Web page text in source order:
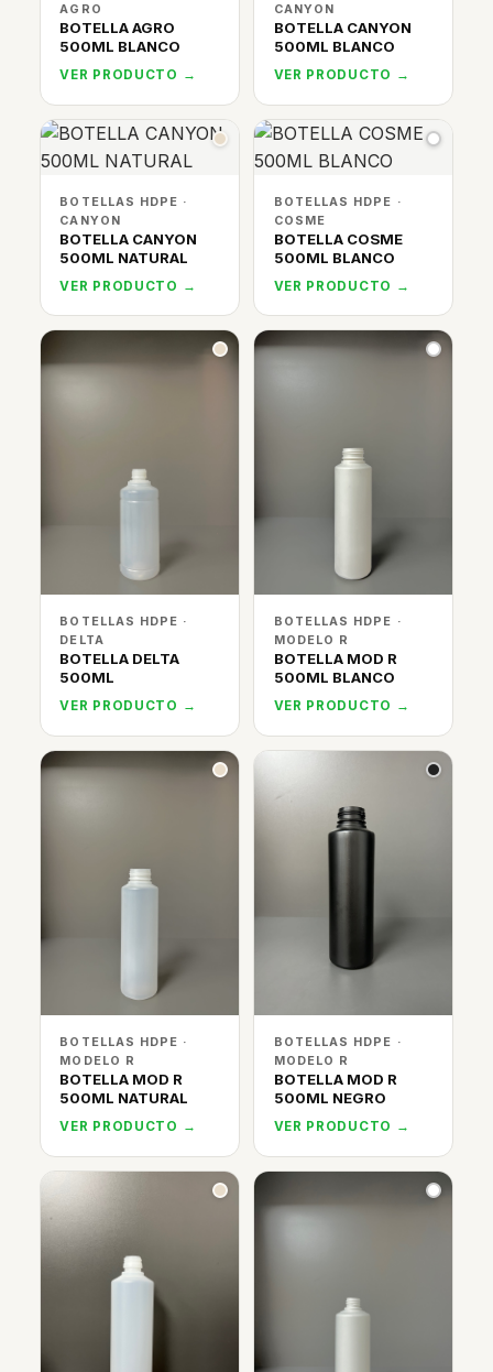
AGRO
BOTELLA AGRO
500ML BLANCO
VER PRODUCTO →
CANYON
BOTELLA CANYON
500ML BLANCO
VER PRODUCTO →
BOTELLAS HDPE ·
CANYON
BOTELLA CANYON
500ML NATURAL
VER PRODUCTO →
BOTELLAS HDPE ·
COSME
BOTELLA COSME
500ML BLANCO
VER PRODUCTO →
BOTELLAS HDPE ·
DELTA
BOTELLA DELTA
500ML
VER PRODUCTO →
BOTELLAS HDPE ·
MODELO R
BOTELLA MOD R
500ML BLANCO
VER PRODUCTO →
BOTELLAS HDPE ·
MODELO R
BOTELLA MOD R
500ML NATURAL
VER PRODUCTO →
BOTELLAS HDPE ·
MODELO R
BOTELLA MOD R
500ML NEGRO
VER PRODUCTO →